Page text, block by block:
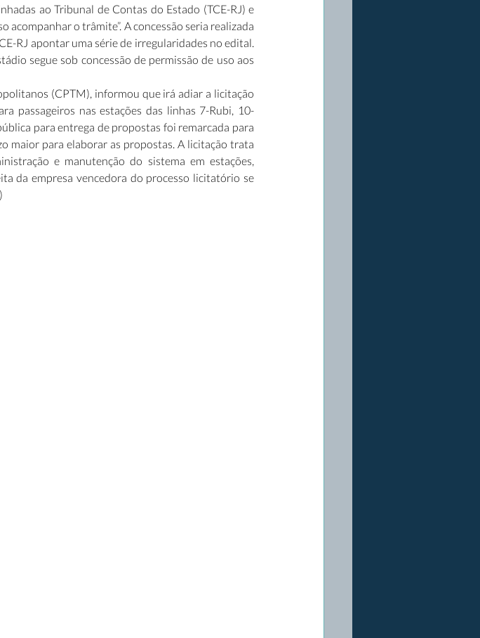
ao Tribunal de Contas do Estado (TCE-RJ) e
acompanhar o trâmite”. A concessão seria realizada
RJ apontar uma série de irregularidades no edital.
segue sob concessão de permissão de uso aos
(CPTM), informou que irá adiar a licitação
passageiros nas estações das linhas 7-Rubi, 10-
para entrega de propostas foi remarcada para
maior para elaborar as propostas. A licitação trata
e manutenção do sistema em estações,
da empresa vencedora do processo licitatório se
)